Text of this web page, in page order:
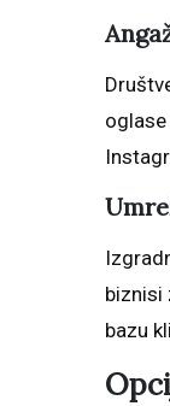
biznisi
bazu